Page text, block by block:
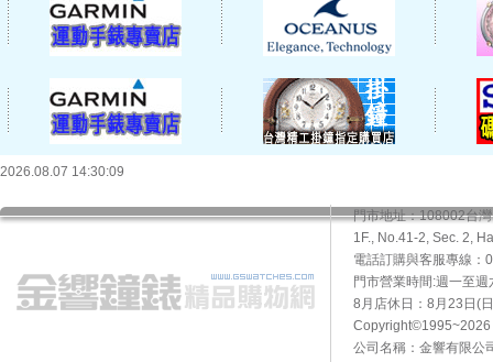
2026.08.07 14:30:09
門市地址：108002台
1F., No.41-2, Sec. 2,
電話訂購與客服專線
門市營業時間:週一至
8月店休日：8月23日(
Copyright©1995~2026
公司名稱：金響有限公